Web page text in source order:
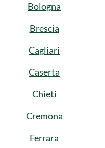
Bologna
Brescia
Cagliari
Caserta
Chieti
Cremona
Ferrara